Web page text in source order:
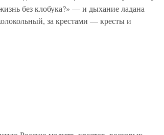
без клобука?» — и дыхание ладана
за крестами — кресты и